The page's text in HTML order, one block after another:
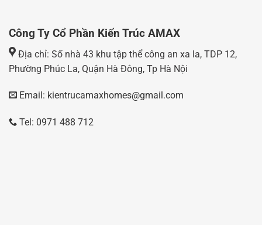
Công Ty Cổ Phần Kiến Trúc AMAX
Địa chỉ: Số nhà 43 khu tập thể công an xa la, TDP 12,
Phường Phúc La, Quận Hà Đông, Tp Hà Nội
Email: kientrucamaxhomes@gmail.com
Tel: 0971 488 712